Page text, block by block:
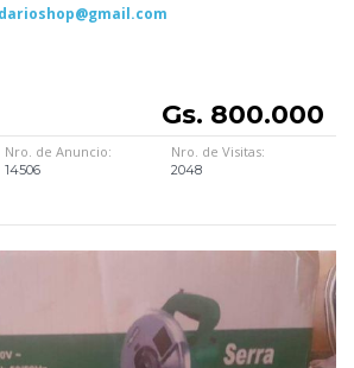
Gs. 800.000
Nro. de Anuncio:
14506
Nro. de Visitas:
2048